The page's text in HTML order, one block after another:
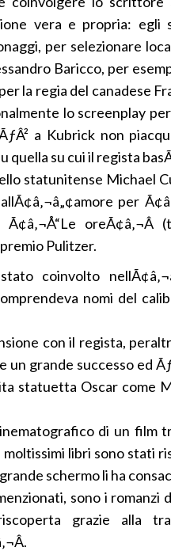
vera e propria: egli
per selezionare
Baricco, per
la regia del canadese
lo screenplay per
a Kubrick non
su cui il regista
statunitense Michael
per
oreÃ¢â‚¬Â
Pulitzer.
coinvolto
nomi del
con il regista,
grande successo ed
statuetta Oscar come
di un film
libri sono stati
schermo li ha
sono i romanzi
grazie alla